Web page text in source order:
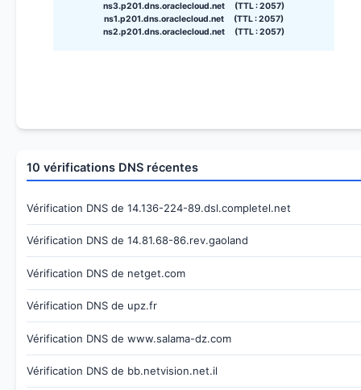
ns3.p201.dns.oraclecloud.net (TTL : 2057)
ns1.p201.dns.oraclecloud.net (TTL : 2057)
ns2.p201.dns.oraclecloud.net (TTL : 2057)
10 vérifications DNS récentes
Vérification DNS de 14.136-224-89.dsl.completel.net
Vérification DNS de 14.81.68-86.rev.gaoland
Vérification DNS de netget.com
Vérification DNS de upz.fr
Vérification DNS de www.salama-dz.com
Vérification DNS de bb.netvision.net.il